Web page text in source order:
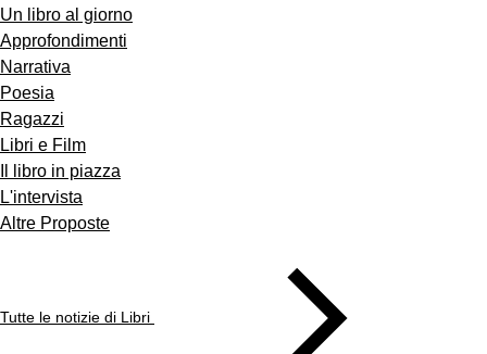
Un libro al giorno
Approfondimenti
Narrativa
Poesia
Ragazzi
Libri e Film
Il libro in piazza
L'intervista
Altre Proposte
Tutte le notizie di Libri